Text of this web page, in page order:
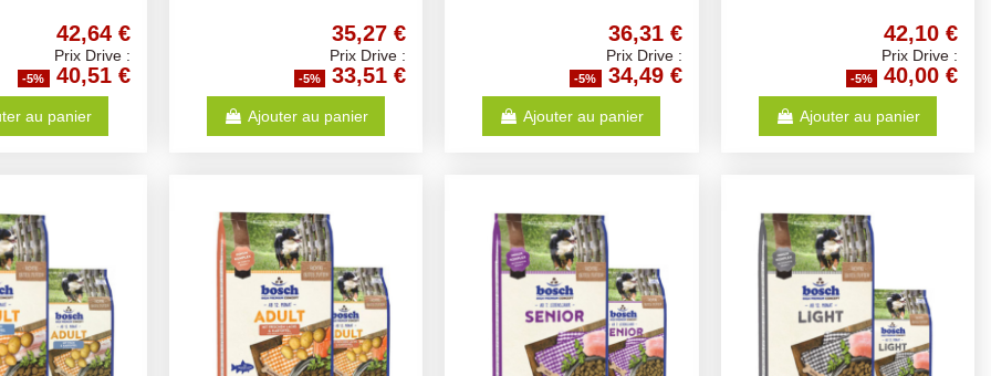
42,64 €
Prix Drive :
-5% 40,51 €
au panier
35,27 €
Prix Drive :
-5% 33,51 €
Ajouter au panier
36,31 €
Prix Drive :
-5% 34,49 €
Ajouter au panier
42,10 €
Prix Drive :
-5% 40,00 €
Ajouter au panier